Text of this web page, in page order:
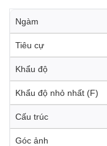
Ngàm
Tiêu cự
Khẩu độ
Khẩu độ nhỏ nhất (F)
Cấu trúc
Góc ảnh